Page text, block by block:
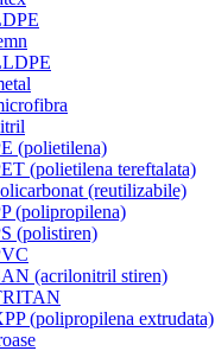
(polietilena)
(polietilena tereftalata)
(reutilizabile)
(polipropilena)
(polistiren)
(acrilonitril stiren)
(polipropilena extrudata)